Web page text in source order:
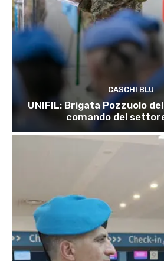
CASCHI BLU
UNIFIL: Brigata Pozzuolo
comando del